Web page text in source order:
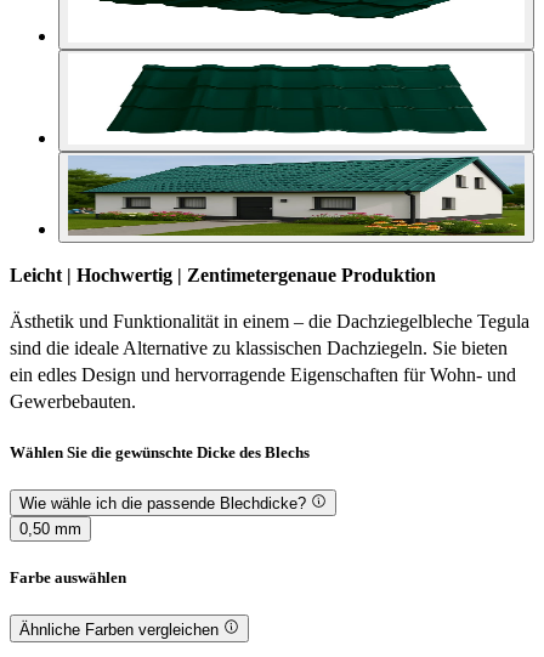
Leicht | Hochwertig | Zentimetergenaue Produktion
Ästhetik und Funktionalität in einem – die Dachziegelbleche Tegula
sind die ideale Alternative zu klassischen Dachziegeln. Sie bieten
ein edles Design und hervorragende Eigenschaften für Wohn- und
Gewerbebauten.
Wählen Sie die gewünschte Dicke des Blechs
Wie wähle ich die passende Blechdicke?
0,50 mm
Farbe auswählen
Ähnliche Farben vergleichen